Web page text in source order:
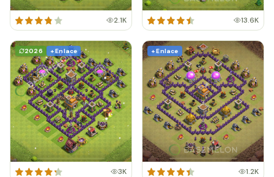
2.1K 13.6K
2026 + Enlace
3K
+ Enlace
1.2K